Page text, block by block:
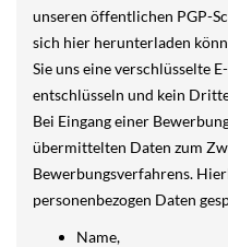
unseren öffentlichen PGP-
sich hier herunterladen
Sie uns eine verschlüsselte
entschlüsseln und kein
Bei Eingang einer
übermittelten Daten zum
Bewerbungsverfahrens.
personenbezogen Daten
Name,